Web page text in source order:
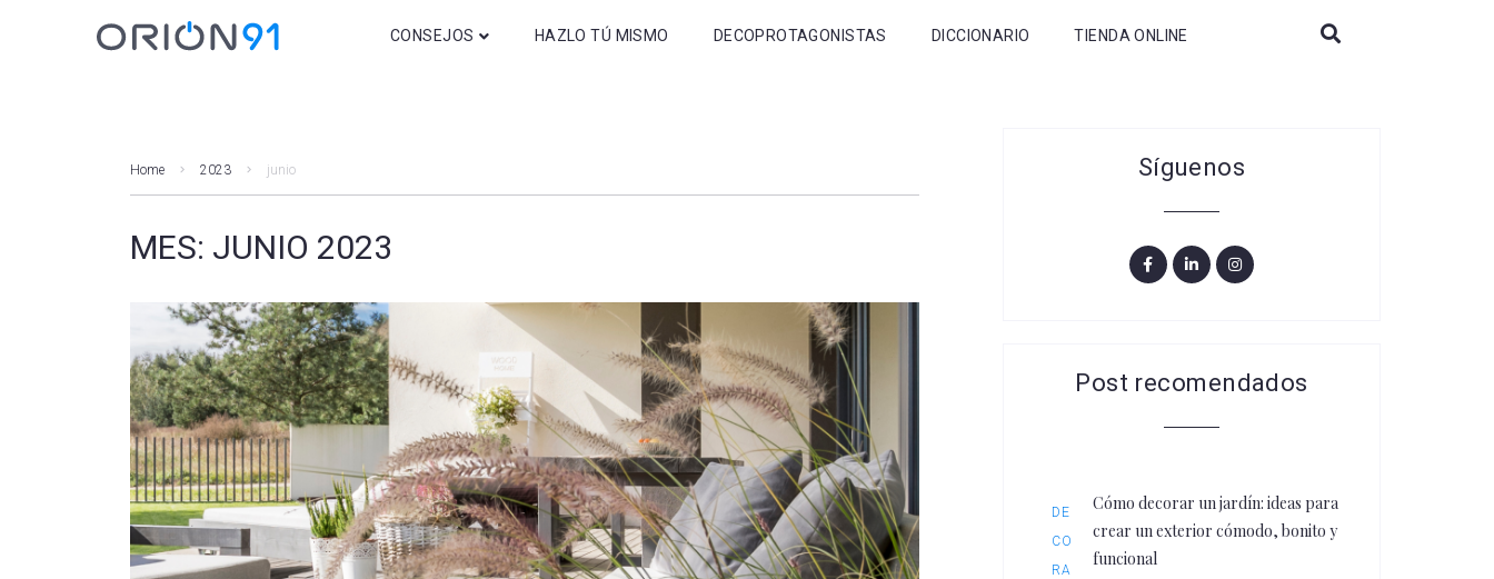
CONSEJOS
Movilidad
Domótica y Seguridad
Climatización
Otros post
HAZLO TÚ MISMO DECOPROTAGONISTAS DICCIONARIO TIENDA ONLINE
Home 2023 junio
MES: JUNIO 2023
Síguenos
Post recomendados
DE
CO
RA
Cómo decorar un jardín: ideas para
crear un exterior cómodo, bonito y
funcional